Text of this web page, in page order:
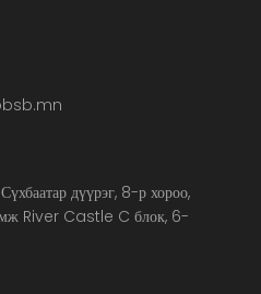
дүүрэг, 8-р хороо,
River Castle C блок, 6-